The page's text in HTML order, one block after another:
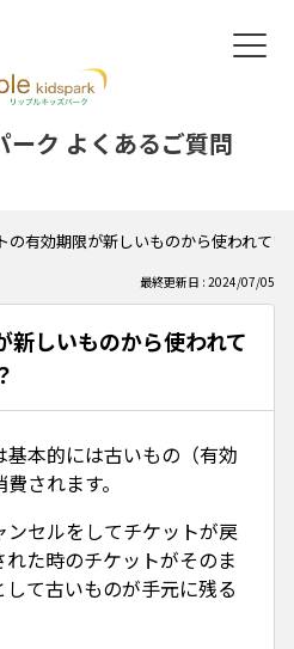
ーク よくあるご質問
の有効期限が新しいものから使われて
最終更新日 : 2024/07/05
新しいものから使われて
本的には古いもの（有効
されます。
ンセルをしてチケットが戻
た時のチケットがそのま
て古いものが手元に残る